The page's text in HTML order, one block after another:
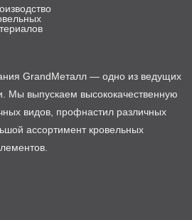
GrandМеталл — одно из ведущих
Мы выпускаем высококачественную
видов, профнастил различных
ассортимент кровельных